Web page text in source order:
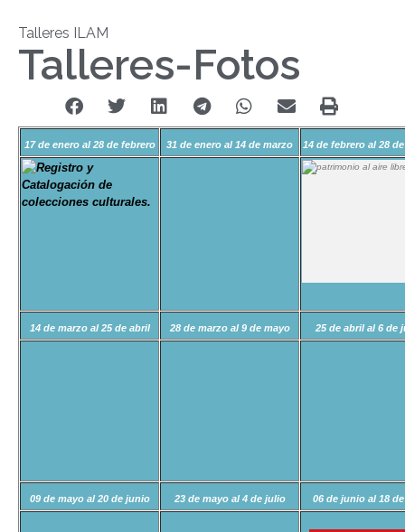
Talleres ILAM
Talleres-Fotos
17 de enero al 28 de febrero 31 de enero al 14 de marzo 14 de febrero al 28
14 de marzo al 25 de abril 28 de marzo al 9 de mayo 25 de abril al 6 de
09 de mayo al 20 de junio 23 de mayo al 4 de julio 06 de junio al 18